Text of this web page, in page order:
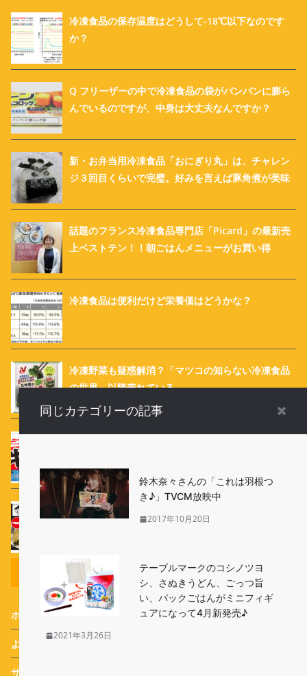
冷凍食品の保存温度はどうして-18℃以下なのです
か？
Q フリーザーの中で冷凍食品の袋がパンパンに膨ら
んでいるのですが、中身は大丈夫なんですか？
新・お弁当用冷凍食品「おにぎり丸」は、チャレン
ジ３回目くらいで完璧。好みを言えば豚角煮が美味
話題のフランス冷凍食品専門店「Picard」の最新売
上ベストテン！！朝ごはんメニューがお買い得
冷凍食品は便利だけど栄養価はどうかな？
冷凍野菜も疑惑解消？「マツコの知らない冷凍食品
の世界」以降売れている
き」
ついに新登場！ キンレイ「お水がいらない 天下
ホーム
よくあるご質問（FAQ）
サイトポリシー
同じカテゴリーの記事
鈴木奈々さんの「これは羽根つ
き♪」TVCM放映中
2017年10月20日
テーブルマークのコシノツヨ
シ、さぬきうどん、ごっつ旨
い、パックごはんがミニフィギ
ュアになって4月新発売♪
2021年3月26日